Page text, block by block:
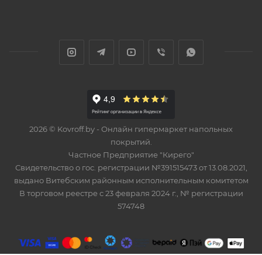
2026 © Kovroff.by - Онлайн гипермаркет напольных
покрытий.
Частное Предприятие "Кирего"
Свидетельство о гос. регистрации №391515473 от 13.08.2021,
выдано Витебским районным исполнительным комитетом
В торговом реестре с 23 февраля 2024 г., № регистрации
574748